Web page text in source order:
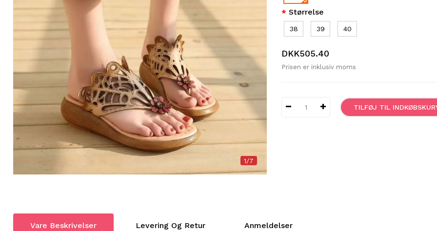
1/7
Størrelse
38 39 40
DKK505.40
Prisen er inklusiv moms
TILFØJ TIL
Vare Beskrivelser Levering Og Retur Anmeldelser